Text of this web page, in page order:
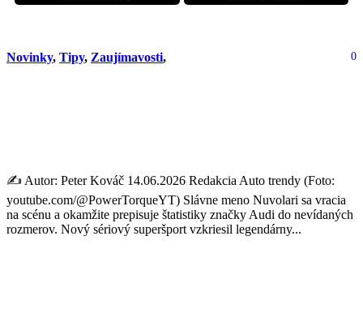
Novinky, Tipy, Zaujímavosti, 0
✍️ Autor: Peter Kováč 14.06.2026 Redakcia Auto trendy (Foto:
youtube.com/@PowerTorqueYT) Slávne meno Nuvolari sa vracia
na scénu a okamžite prepisuje štatistiky značky Audi do nevídaných
rozmerov. Nový sériový superšport vzkriesil legendárny...